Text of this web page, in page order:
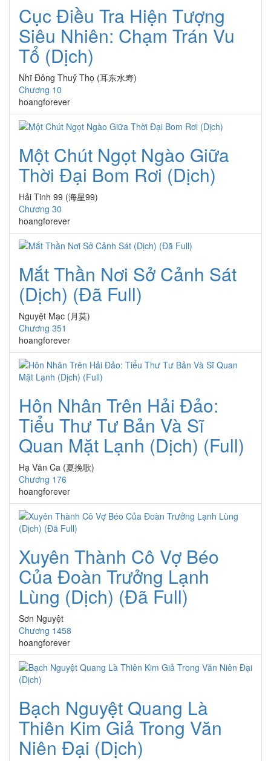
Cục Điều Tra Hiện Tượng
Siêu Nhiên: Chạm Trán Vu
Tổ (Dịch)
Nhĩ Đông Thuỷ Thọ (耳东水寿)
Chương 10
hoangforever
Một Chút Ngọt Ngào Giữa
Thời Đại Bom Rơi (Dịch)
Hải Tinh 99 (海星99)
Chương 30
hoangforever
Mắt Thần Nơi Sở Cảnh Sát
(Dịch) (Đã Full)
Nguyệt Mạc (月莫)
Chương 351
hoangforever
Hôn Nhân Trên Hải Đảo:
Tiểu Thư Tư Bản Và Sĩ
Quan Mặt Lạnh (Dịch) (Full)
Hạ Vãn Ca (夏挽歌)
Chương 176
hoangforever
Xuyên Thành Cô Vợ Béo
Của Đoàn Trưởng Lạnh
Lùng (Dịch) (Đã Full)
Sơn Nguyệt
Chương 1458
hoangforever
Bạch Nguyệt Quang Là
Thiên Kim Giả Trong Văn
Niên Đại (Dịch)